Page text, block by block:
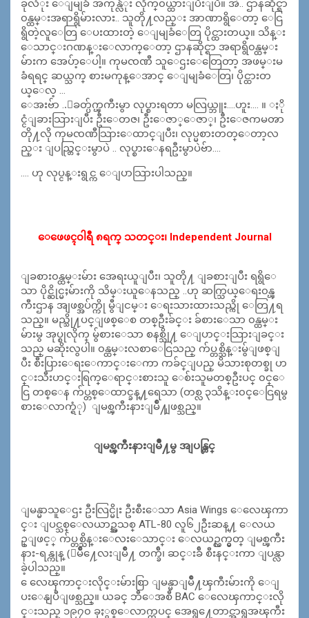
ခုလံုး ေျမျခံ အကုန္လံုး လိုက္၀ယ္ထားျပီးျပီ။ အဲ.. ဌာနဆိုင္ရာ
၀န္ထမ္းအရာရွိမ်ားလား.. သူတို႔လည္း အာဏာရွိေတာ့ ေငြ
ရွိတဲ့လူေတြ ေပးထားတဲ့ ေျမျခံေတြ ပိုင္ထားတယ္။ သိန္း
ေသာင္းဂဏန္းေလာက္ေတာ့ ဌာနဆိုင္ရာ အရာရွိ၀န္ထမ္း
မ်ားက အေပ်ာ့ေပါ့။ ကုမၸဏီ သူေဌးေတြေတာ့ အဖမ္းမ
ခံရရင္ ဆယ္သက္ စားမကုန္ေအာင္ ေျမျခံေတြ၊ ပိုင္ထားတ
ယ္ေလ့ …
ေအးဗ်ာ ..ေခတ္ပ်က္ၾကီးမွာ လုပ္စားရတာ မလြယ္ဘူး….ဟူး…. ။ ႏို
င္ငံျခားသြားျပီး ဦးေတဇ၊ ဦးေဇာ္ေဇာ္၊ ဦးေဇကမၻာ
တို႔လို ကုမၸဏီသြားေထာင္ျပီး၊ လုပ္မစားတတ္ေတာ့လ
ည္း ျပည္တြင္းမွာပဲ .. လုပ္စားေနရဦးမွာပဲဗ်ာ….
…. ဟု လုပ္ငန္းရွင္က ေျပာသြားပါသည္။
ေဖေဖၚ၀ါရီ ၈ရက္ သတင္း၊ Independent Journal
ျခစား၀န္ထမ္းမ်ား အေရးယူျပီး၊ သူတို႔ ျခစားျပီး ရရွိေ
သာ ပိုင္ဆိုင္မႈမ်ားကို သိမ္းယူေနသည္ ..ဟု ဆက္သြယ္ေရး၀န္ၾ
ကီးဌာန အျဖစ္အပ်က္ကို မွီျငမ္း ေရးသားထားသည္ကို ေတြ႔ရ
သည္။ မည္သို႔ပင္ျဖစ္ေစ တစ္ဦးခ်င္း ခ်စားေသာ ၀န္ထမ္း
မ်ားမွ အုပ္စုလိုက္ မွ်စားေသာ စနစ္သို႔ ေျပာင္းသြားျခင္း
သည္ မဆိုးလွပါ။ ၀န္ထမ္းလစာေငြသည္ က်ပ္တစ္သိန္းမွ်ျဖစ္ျ
ပီး စီးပြားေရးေကာင္းေကာ ကခ်င္ျပည္ မိသားစုတစ္ခု ဟ
င္းသီးဟင္းရြက္ေရာင္းစားသူ ေစ်းသူမတစ္ဦးပင္ ၀င္ေ
ငြ တစ္ေန က်ပ္တစ္ေထာင္ခန္႔ရေသာ (တစ္လ ၃သိန္း၀င္ေငြရမွ
စားေလာက္ရံု) ျမစ္ၾကီးနားျမိဳ႔ျဖစ္သည္။
ျမစ္ၾကီးနားျမိဳ႔မွ အျပန္တြင္
ျမန္မာသူေဌး ဦးလြင္မိုး ဦးစီးေသာ Asia Wings ေလေၾကာ
င္း ျပင္သစ္ေလယာဥ္အသစ္ ATL-80 လူ၆၂ဦးဆန္႔ ေလယ
ဥ္ျဖင့္ က်ပ္တစ္သိန္းေလးေသာင္း ေလယဥ္လက္မွတ္ ျမစ္ၾကီး
နား-ရန္ကုန္ (ျမိဳ႔ေလးျမိဳ႔ တက္ခ်ီ၊ ဆင္းခ်ီ စီးနင္းကာ ျပန္လာ
ခဲ့ပါသည္။
ေလေၾကာင္းလိုင္းမ်ားစြာ ျမန္မာျမိဳ႔ၾကီးမ်ားကို ေျ
ပးေနျပီျဖစ္သည္။ ယခင္ ဘီေအစီ BAC ေလေၾကာင္းလို
င္းသည္ ၁၉၇၀ ခုႏွစ္ေလာက္ကပင္ အေရွ႔ေတာင္အာရွအၾကီး